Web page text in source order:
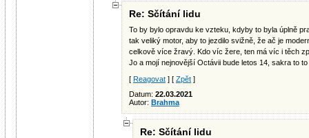
Re: Sčítání lidu
To by bylo opravdu ke vzteku, kdyby to byla úplně
tak veliký motor, aby to jezdilo svižně, že ač je
celkově více žravý. Kdo víc žere, ten má víc i těch
Jo a mojí nejnovější Octávii bude letos 14, sakra to
[ Reagovat ] [ Zpět ]
Datum: 22.03.2021
Autor: Brahma
Re: Sčítání lidu